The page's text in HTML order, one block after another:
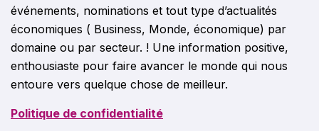
événements, nominations et tout type d’actualités
économiques ( Business, Monde, économique) par
domaine ou par secteur. ! Une information positive,
enthousiaste pour faire avancer le monde qui nous
entoure vers quelque chose de meilleur.
Politique de confidentialité